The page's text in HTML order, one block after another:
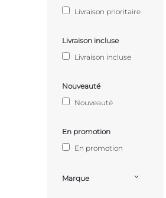
Livraison prioritaire
Livraison incluse
Livraison incluse
Nouveauté
Nouveauté
En promotion
En promotion
Marque